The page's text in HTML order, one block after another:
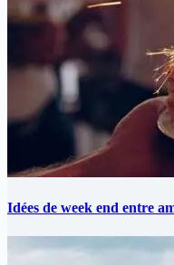
Idées de week end entre